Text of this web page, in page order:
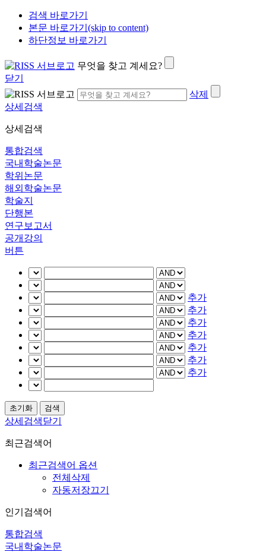
검색 바로가기
본문 바로가기(skip to content)
하단정보 바로가기
무엇을 찾고 계세요?
닫기
삭제
상세검색
상세검색
통합검색
국내학술논문
학위논문
해외학술논문
학술지
단행본
연구보고서
공개강의
버튼
추가
추가
추가
추가
추가
추가
추가
상세검색닫기
최근검색어
최근검색어 옵션
전체삭제
자동저장끄기
인기검색어
통합검색
국내학술논문